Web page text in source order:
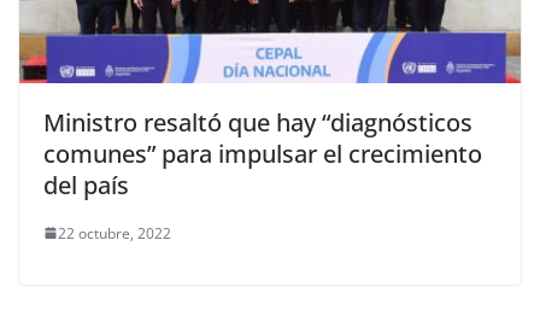
Ministro resaltó que hay “diagnósticos
comunes” para impulsar el crecimiento
del país
22 octubre, 2022